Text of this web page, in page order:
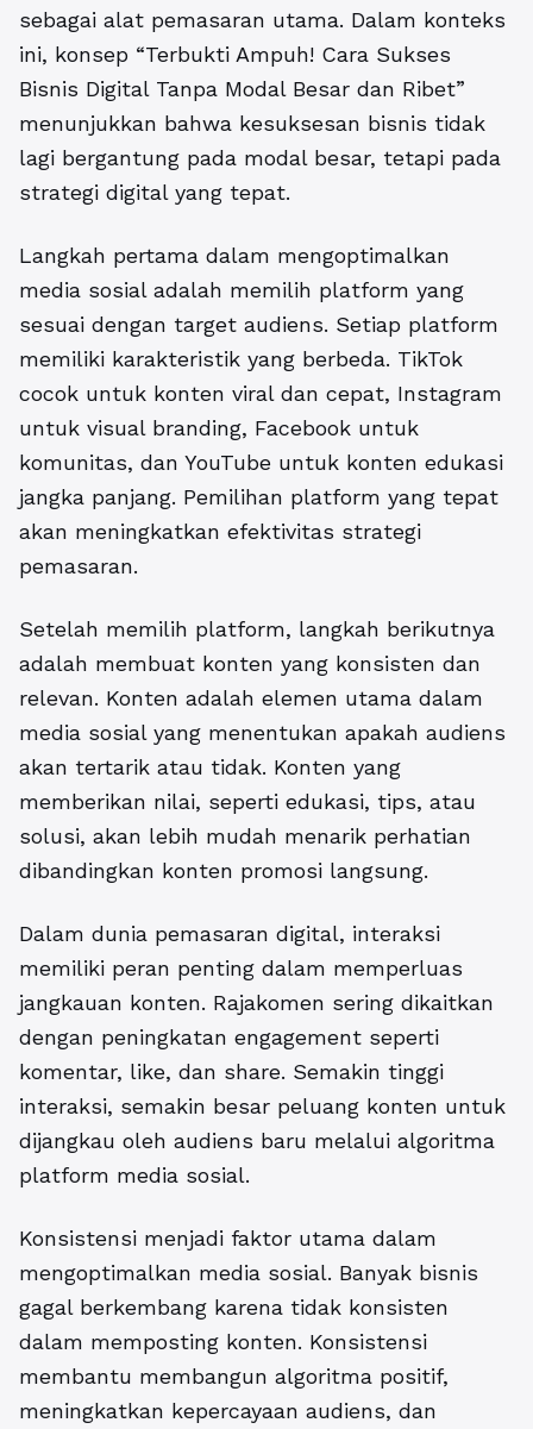
sebagai alat pemasaran utama. Dalam konteks
ini, konsep “Terbukti Ampuh! Cara Sukses
Bisnis Digital Tanpa Modal Besar dan Ribet”
menunjukkan bahwa kesuksesan bisnis tidak
lagi bergantung pada modal besar, tetapi pada
strategi digital yang tepat.
Langkah pertama dalam mengoptimalkan
media sosial adalah memilih platform yang
sesuai dengan target audiens. Setiap platform
memiliki karakteristik yang berbeda. TikTok
cocok untuk konten viral dan cepat, Instagram
untuk visual branding, Facebook untuk
komunitas, dan YouTube untuk konten edukasi
jangka panjang. Pemilihan platform yang tepat
akan meningkatkan efektivitas strategi
pemasaran.
Setelah memilih platform, langkah berikutnya
adalah membuat konten yang konsisten dan
relevan. Konten adalah elemen utama dalam
media sosial yang menentukan apakah audiens
akan tertarik atau tidak. Konten yang
memberikan nilai, seperti edukasi, tips, atau
solusi, akan lebih mudah menarik perhatian
dibandingkan konten promosi langsung.
Dalam dunia pemasaran digital, interaksi
memiliki peran penting dalam memperluas
jangkauan konten. Rajakomen sering dikaitkan
dengan peningkatan engagement seperti
komentar, like, dan share. Semakin tinggi
interaksi, semakin besar peluang konten untuk
dijangkau oleh audiens baru melalui algoritma
platform media sosial.
Konsistensi menjadi faktor utama dalam
mengoptimalkan media sosial. Banyak bisnis
gagal berkembang karena tidak konsisten
dalam memposting konten. Konsistensi
membantu membangun algoritma positif,
meningkatkan kepercayaan audiens, dan